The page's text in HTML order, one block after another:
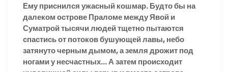
Ему приснился ужасный кошмар. Будто бы на
далеком острове Праломе между Явой и
Суматрой тысячи людей тщетно пытаются
спастись от потоков бушующей лавы, небо
затянуто черным дымом, а земля дрожит под
ногами у несчастных… А затем происходит